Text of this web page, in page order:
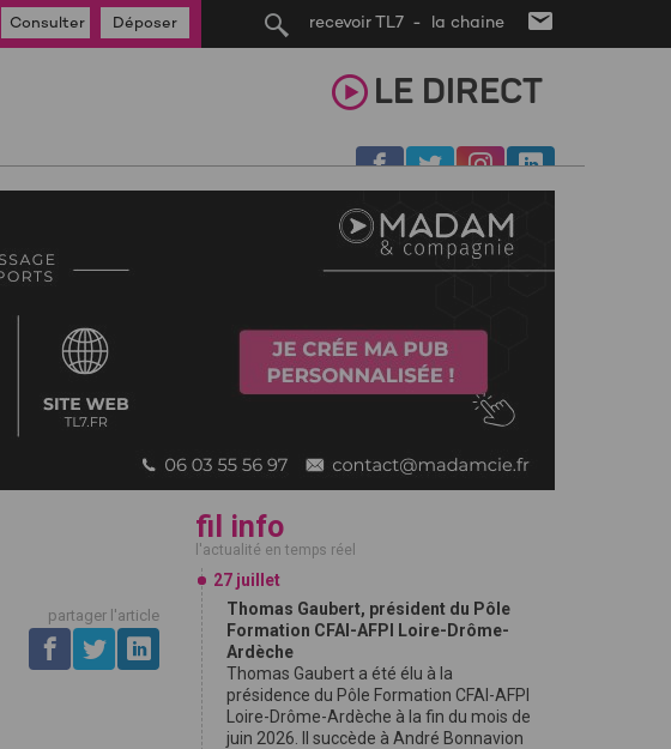
recevoir TL7 - la chaine
Consulter Déposer
LE DIRECT
partager l'article
fil info
l'actualité en temps réel
27 juillet
Thomas Gaubert, président du Pôle
Formation CFAI-AFPI Loire-Drôme-
Ardèche
Thomas Gaubert a été élu à la
présidence du Pôle Formation CFAI-AFPI
Loire-Drôme-Ardèche à la fin du mois de
juin 2026. Il succède à André Bonnavion